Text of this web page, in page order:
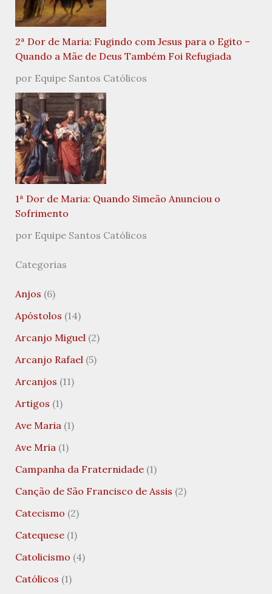
2ª Dor de Maria: Fugindo com Jesus para o Egito –
Quando a Mãe de Deus Também Foi Refugiada
por Equipe Santos Católicos
1ª Dor de Maria: Quando Simeão Anunciou o
Sofrimento
por Equipe Santos Católicos
Categorias
Anjos (6)
Apóstolos (14)
Arcanjo Miguel(2)
Arcanjo Rafael(5)
Arcanjos (11)
Artigos (1)
Ave Maria(1)
Ave Mria(1)
Campanha da Fraternidade(1)
Canção de São Francisco de Assis (2)
Catecismo (2)
Catequese(1)
Catolicismo (4)
Católicos (1)